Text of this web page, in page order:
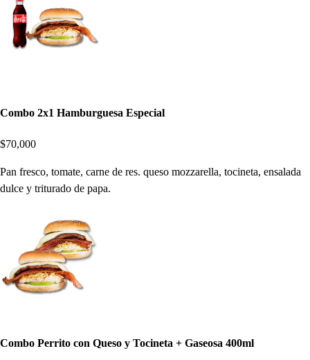
Combo 2x1 Hamburguesa Especial
$70,000
Pan fresco, tomate, carne de res. queso mozzarella, tocineta, ensalada
dulce y triturado de papa.
Combo Perrito con Queso y Tocineta + Gaseosa 400ml